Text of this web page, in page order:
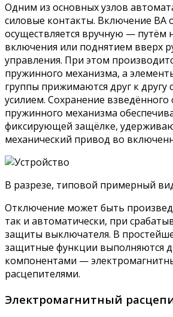
Одним из основных узлов
силовые контакты. Включение ВА
осуществляется вручную — путём
включения или поднятием вверх
управления. При этом
пружинного механизма, а
группы прижимаются друг к другу
усилием. Сохранение взведённого
пружинного механизма
фиксирующей защёлке,
механический привод во
В разрезе, типовой примерный
Отключение может быть
так и автоматически, при
защиты выключателя. В
защитные функции выполняются
компонентами —
расцепителями.
Электромагнитный